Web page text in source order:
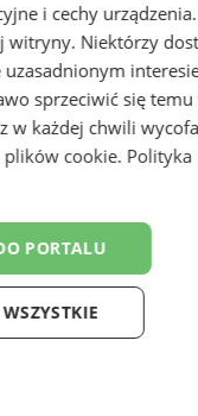
Chorzowie
i cechy
witryny. Niektórzy
sprzeciwić się temu
w każdej chwili
plików cookie. Polityka
PORTALU